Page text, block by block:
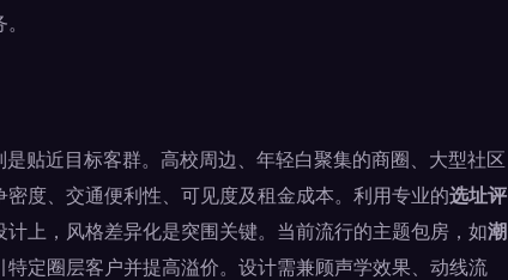
贴近目标客群。高校周边、年轻白聚集的商圈、大型社区
度、交通便利性、可见度及租金成本。利用专业的选址评
上，风格差异化是突围关键。当前流行的主题包房，如潮
特定圈层客户并提高溢价。设计需兼顾声学效果、动线流